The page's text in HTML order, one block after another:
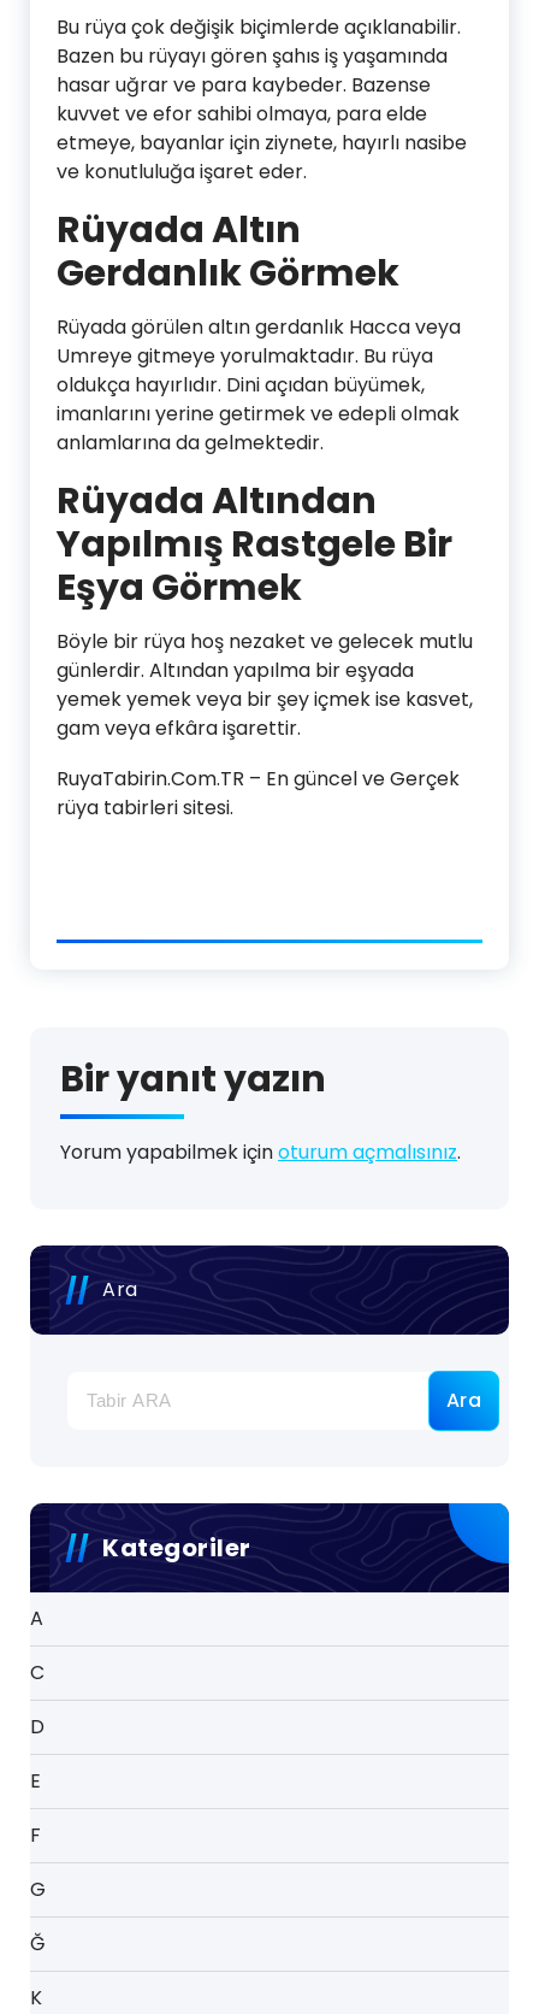
Bu rüya çok değişik biçimlerde açıklanabilir.
Bazen bu rüyayı gören şahıs iş yaşamında
hasar uğrar ve para kaybeder. Bazense
kuvvet ve efor sahibi olmaya, para elde
etmeye, bayanlar için ziynete, hayırlı nasibe
ve konutluluğa işaret eder.
Rüyada Altın
Gerdanlık Görmek
Rüyada görülen altın gerdanlık Hacca veya
Umreye gitmeye yorulmaktadır. Bu rüya
oldukça hayırlıdır. Dini açıdan büyümek,
imanlarını yerine getirmek ve edepli olmak
anlamlarına da gelmektedir.
Rüyada Altından
Yapılmış Rastgele Bir
Eşya Görmek
Böyle bir rüya hoş nezaket ve gelecek mutlu
günlerdir. Altından yapılma bir eşyada
yemek yemek veya bir şey içmek ise kasvet,
gam veya efkâra işarettir.
RuyaTabirin.Com.TR – En güncel ve Gerçek
rüya tabirleri sitesi.
Bir yanıt yazın
Yorum yapabilmek içinoturum açmalısınız.
Ara
Ara
Kategoriler
A
C
D
E
F
G
Ğ
K